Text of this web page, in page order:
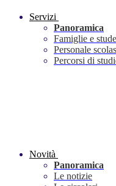
Servizi
Panoramica
Famiglie e
Personale
Percorsi di
Novità
Panoramica
Le notizie